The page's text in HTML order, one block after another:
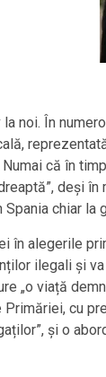
noi. În
Numai că în
deși
chiar la
în alegerile
ilegali și
„o viață
Primăriei, cu
și o